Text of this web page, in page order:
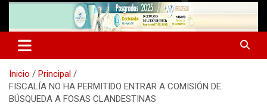
Inicio
Principal
FISCALÍA NO HA PERMITIDO ENTRAR A COMISIÓN DE
BÚSQUEDA A FOSAS CLANDESTINAS